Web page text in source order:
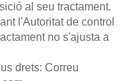
al seu tractament.
l'Autoritat de control
no s'ajusta a
drets: Correu